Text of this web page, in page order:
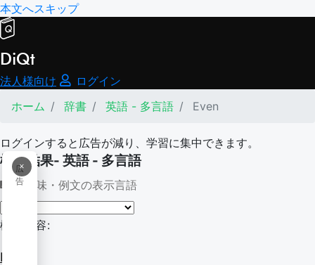
本文へスキップ
DiQt
法人様向け
ログイン
ホーム
辞書 英語 - 多言語 Even
ログインすると広告が減り、学習に集中できます。
×
広
告
検索結果- 英語 - 多言語
意味・例文の表示言語
検索内容:
Even